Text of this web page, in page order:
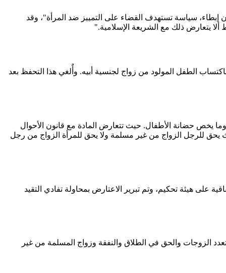
إبطاء، سياسة تستهدف القضاء على التمييز ضد المرأة"، وقد
يتعارض ذلك مع الشريعة الإسلامية."
دون إخلال باكتساب الطفل المولود من زواج لجنسية أبيه. وأٌلغي هذا التحفظ بعد
يخص حضانة الأطفال. حيث تتعارض المادة مع قانون الأحوال
يحق للرجل الزواج من غير مسلمة ولا يحق للمرأة الزواج من رجل
الاتفاقية على هيئة تحكيم، وتم تبرير الاعتارض بمحاولة تفادي التقيد
الزوجات والحق في الطلاق والنفقة وزواج المسلمة من غير